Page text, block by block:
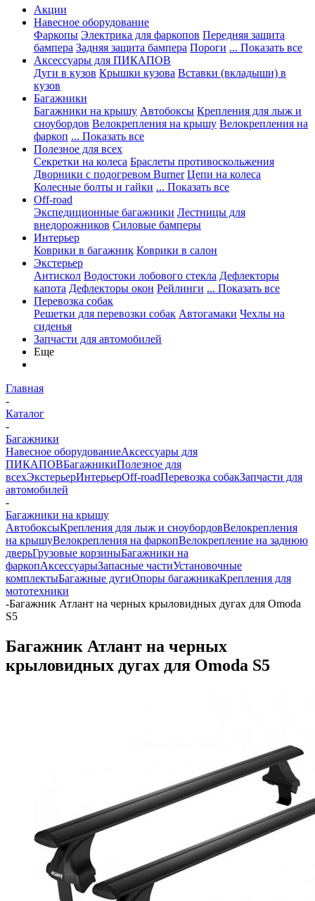
Акции
Навесное оборудование
Фаркопы Электрика для фаркопов Передняя защита
бампера Задняя защита бампера Пороги ... Показать все
Аксессуары для ПИКАПОВ
Дуги в кузов Крышки кузова Вставки (вкладыши) в
кузов
Багажники
Багажники на крышу Автобоксы Крепления для лыж и
сноубордов Велокрепления на крышу Велокрепления на
фаркоп ... Показать все
Полезное для всех
Секретки на колеса Браслеты противоскольжения
Дворники с подогревом Burner Цепи на колеса
Колесные болты и гайки ... Показать все
Off-road
Экспедиционные багажники Лестницы для
внедорожников Силовые бамперы
Интерьер
Коврики в багажник Коврики в салон
Экстерьер
Антискол Водостоки лобового стекла Дефлекторы
капота Дефлекторы окон Рейлинги ... Показать все
Перевозка собак
Решетки для перевозки собак Автогамаки Чехлы на
сиденья
Запчасти для автомобилей
Еще
Главная
-
Каталог
-
Багажники
Навесное оборудованиеАксессуары для
ПИКАПОВБагажникиПолезное для
всехЭкстерьерИнтерьерOff-roadПеревозка собакЗапчасти для
автомобилей
-
Багажники на крышу
АвтобоксыКрепления для лыж и сноубордовВелокрепления
на крышуВелокрепления на фаркопВелокрепление на заднюю
дверьГрузовые корзиныБагажники на
фаркопАксессуарыЗапасные частиУстановочные
комплектыБагажные дугиОпоры багажникаКрепления для
мототехники
-Багажник Атлант на черных крыловидных дугах для Omoda
S5
Багажник Атлант на черных
крыловидных дугах для Omoda S5